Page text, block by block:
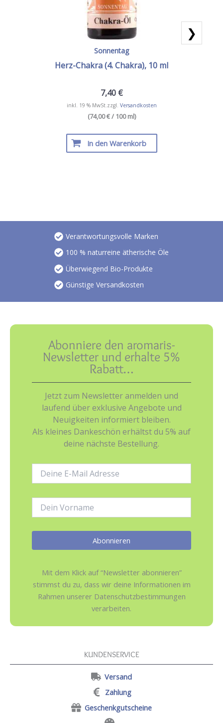
Sonnentag
Herz-Chakra (4. Chakra), 10 ml
7,40 €
inkl. 19 % MwSt. zzgl. Versandkosten
(74,00 € / 100 ml)
In den Warenkorb
❯
Verantwortungsvolle Marken
100 % naturreine ätherische Öle
Überwiegend Bio-Produkte
Günstige Versandkosten
Abonniere den aromaris-
Newsletter und erhalte 5%
Rabatt…
Jetzt zum Newsletter anmelden und
laufend über exklusive Angebote und
Neuigkeiten informiert bleiben.
Als kleines Dankeschön erhältst du 5% auf
deine nächste Bestellung.
Mail-
Mit dem Klick auf “Newsletter abonnieren”
stimmst du zu, dass wir deine Informationen im
Rahmen unserer Datenschutzbestimmungen
verarbeiten.
KUNDENSERVICE
Versand
Zahlung
Geschenkgutscheine